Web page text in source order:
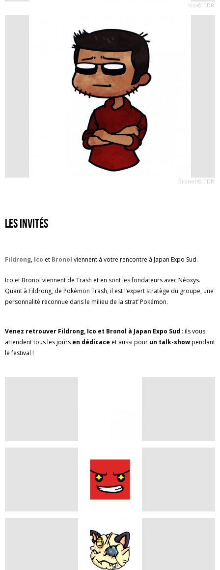
Ico © TDR
Bronol © TDR
Les invités
Fildrong, Ico et Bronol viennent à votre rencontre à Japan Expo Sud.
Ico et Bronol viennent de Trash et en sont les fondateurs avec Néoxys.
Quant à Fildrong, de Pokémon Trash, il est l’expert stratège du groupe, une
personnalité reconnue dans le milieu de la strat’ Pokémon.
Venez retrouver Fildrong, Ico et Bronol à Japan Expo Sud : ils vous
attendent tous les jours en dédicace et aussi pour un talk-showpendant
le festival !